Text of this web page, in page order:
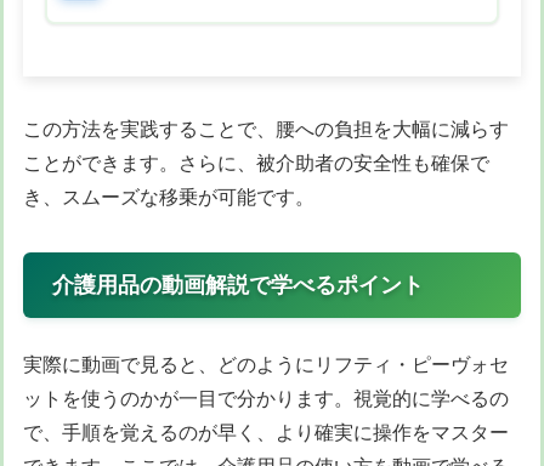
この方法を実践することで、腰への負担を大幅に減らす
ことができます。さらに、被介助者の安全性も確保で
き、スムーズな移乗が可能です。
介護用品の動画解説で学べるポイント
実際に動画で見ると、どのようにリフティ・ピーヴォセ
ットを使うのかが一目で分かります。視覚的に学べるの
で、手順を覚えるのが早く、より確実に操作をマスター